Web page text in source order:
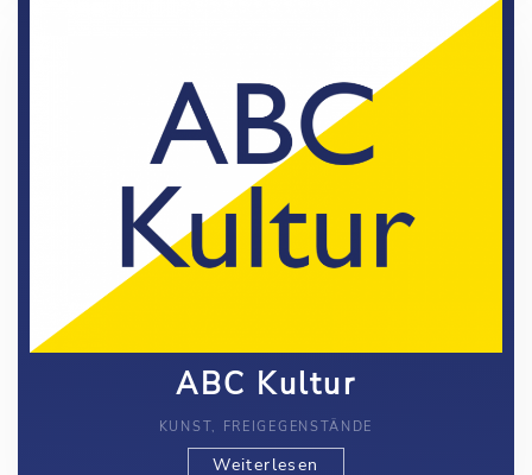
ABC Kultur
KUNST, FREIGEGENSTÄNDE
Weiterlesen